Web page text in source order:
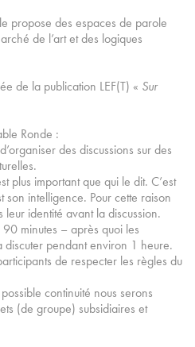
propose des espaces de parole
de l’art et des logiques
de la publication LEF(T) « Sur
Ronde :
des discussions sur des
plus important que qui le dit. C’est
son intelligence. Pour cette raison
identité avant la discussion.
minutes – après quoi les
discuter pendant environ 1 heure.
de respecter les règles du
continuité nous serons
(de groupe) subsidiaires et